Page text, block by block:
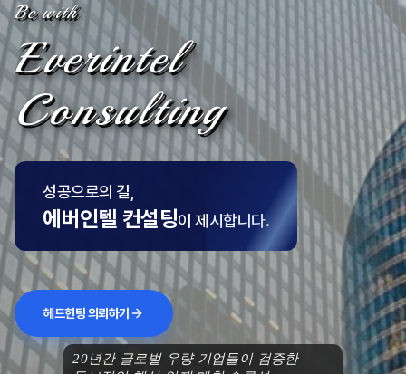
Be with
Everintel
Consulting
성공으로의 길,
에버인텔 컨설팅이 제시합니다.
헤드헌팅 의뢰하기
20년간 글로벌 우량 기업들이 검증한